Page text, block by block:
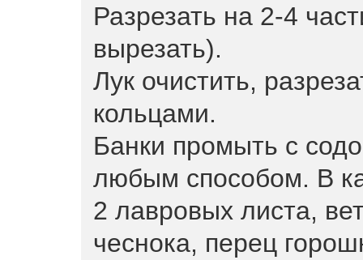
Разрезать на 2-4
вырезать).
Лук очистить,
кольцами.
Банки промыть с
любым способом. В
2 лавровых листа,
чеснока, перец